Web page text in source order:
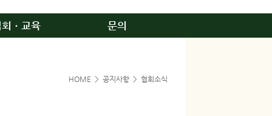
ㆍ교육 문의
HOME > 공지사항 > 협회소식